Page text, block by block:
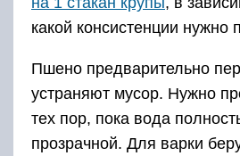
какой консистенции нужно
Пшено предварительно
устраняют мусор. Нужно
тех пор, пока вода
прозрачной. Для варки